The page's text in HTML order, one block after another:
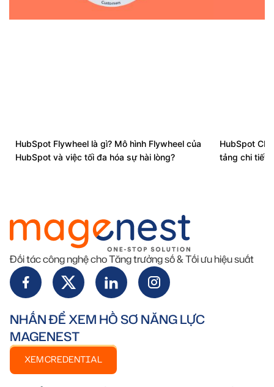
HubSpot Flywheel là gì? Mô hình Flywheel của
HubSpot và việc tối đa hóa sự hài lòng?
HubSpot
tảng chi tiết
Đối tác công nghệ cho Tăng trưởng số & Tối ưu hiệu suất
NHẤN ĐỂ XEM HỒ SƠ NĂNG LỰC
MAGENEST
XEM CREDENTIAL